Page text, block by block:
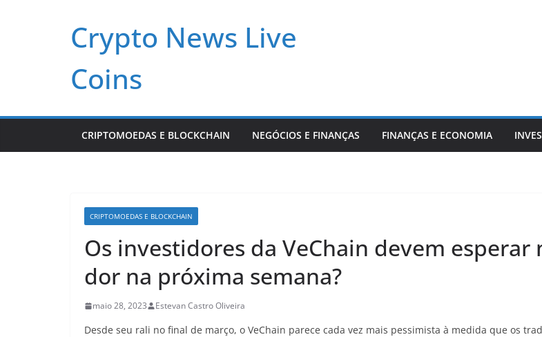
Crypto News Live
Coins
CRIPTOMOEDAS E BLOCKCHAIN NEGÓCIOS E FINANÇAS FINANÇAS E ECONOMIA
CRIPTOMOEDAS E BLOCKCHAIN
Os investidores da VeChain devem esperar
dor na próxima semana?
maio 28, 2023 Estevan Castro Oliveira
Desde seu rali no final de março, o VeChain parece cada vez mais pessimista à medida que os